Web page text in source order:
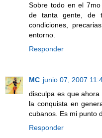
Sobre todo en el
de tanta gente, de
condiciones,
entorno.
Responder
MC junio 07, 2007
disculpa es que
la conquista en
cubanos. Es mi punto
Responder